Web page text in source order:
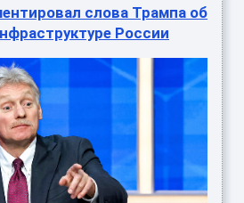
слова Трампа об
России